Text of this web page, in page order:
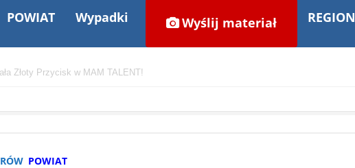
POWIAT Wypadki Wyślij materiał REGION
Złoty Przycisk w MAM TALENT!
POWIAT